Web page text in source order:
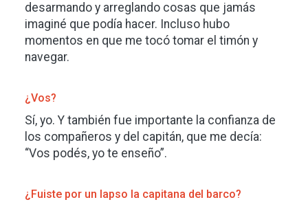
desarmando y arreglando cosas que jamás
imaginé que podía hacer. Incluso hubo
momentos en que me tocó tomar el timón y
navegar.
¿Vos?
Sí, yo. Y también fue importante la confianza de
los compañeros y del capitán, que me decía:
“Vos podés, yo te enseño”.
¿Fuiste por un lapso la capitana del barco?